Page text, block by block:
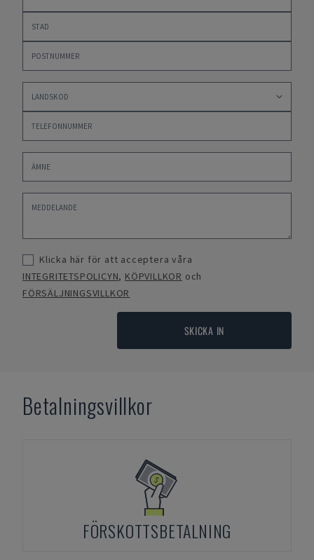
Klicka här för att acceptera våra
INTEGRITETSPOLICYN, KÖPVILLKOR och
FÖRSÄLJNINGSVILLKOR
SKICKA IN
Betalningsvillkor
FÖRSKOTTSBETALNING